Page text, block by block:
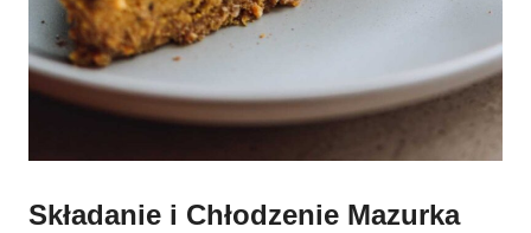
Składanie i Chłodzenie Mazurka